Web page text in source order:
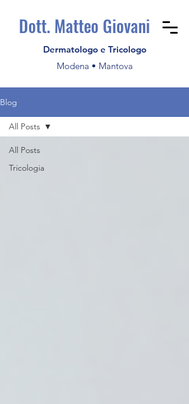
Dott. Matteo Giovani
Dermatologo e Tricologo
Modena • Mantova
Blog
All Posts
Tricologia
All Posts